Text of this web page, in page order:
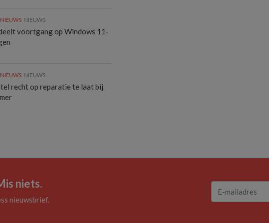
NIEUWS
voortgang op Windows 11-
NIEUWS
recht op reparatie te laat bij
niets.
nieuwsbrief.